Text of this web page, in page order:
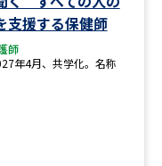
支援する保健師
師
年4月、共学化。名称